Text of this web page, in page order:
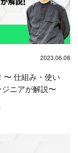
2023.06.08
〜 仕組み・使い
ニアが解説〜